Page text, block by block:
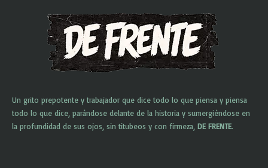
Un grito prepotente y trabajador que dice todo lo que piensa y piensa
todo lo que dice, parándose delante de la historia y sumergiéndose en
la profundidad de sus ojos, sin titubeos y con firmeza, DE FRENTE.